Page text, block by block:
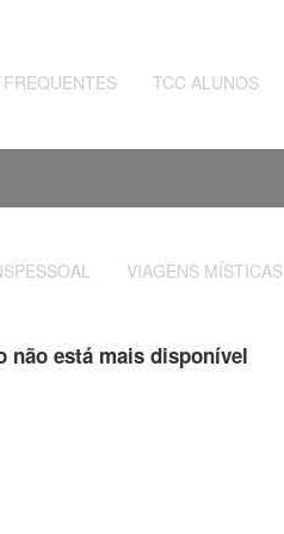
TCC ALUNOS
VIAGENS MÍSTICAS
não está mais disponível